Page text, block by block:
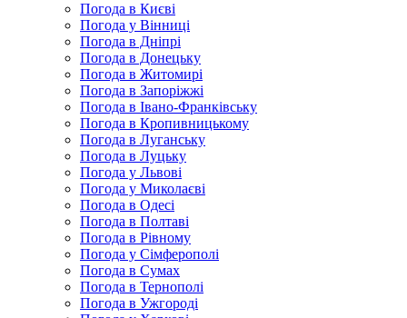
Погода в Києві
Погода у Вінниці
Погода в Дніпрі
Погода в Донецьку
Погода в Житомирі
Погода в Запоріжжі
Погода в Івано-Франківську
Погода в Кропивницькому
Погода в Луганську
Погода в Луцьку
Погода у Львові
Погода у Миколаєві
Погода в Одесі
Погода в Полтаві
Погода в Рівному
Погода у Сімферополі
Погода в Сумах
Погода в Тернополі
Погода в Ужгороді